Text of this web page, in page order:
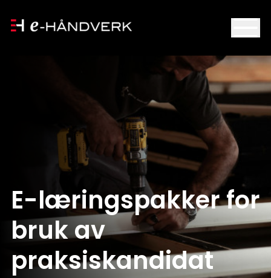
Om e-Håndverk
Aktuelt
E-læringspakker for
bruk av
praksiskandidat